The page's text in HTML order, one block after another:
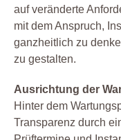
auf veränderte
mit dem Anspruch,
ganzheitlich zu
zu gestalten.
Ausrichtung der
Hinter dem
Transparenz durch